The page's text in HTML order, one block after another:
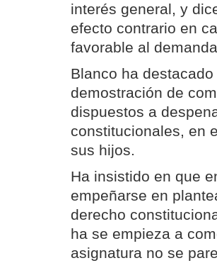
interés general, y
efecto contrario en
favorable al
Blanco ha
demostración de
dispuestos a
constitucionales, en
sus hijos.
Ha insistido en que
empeñarse en
derecho
ha se empieza a
asignatura no se